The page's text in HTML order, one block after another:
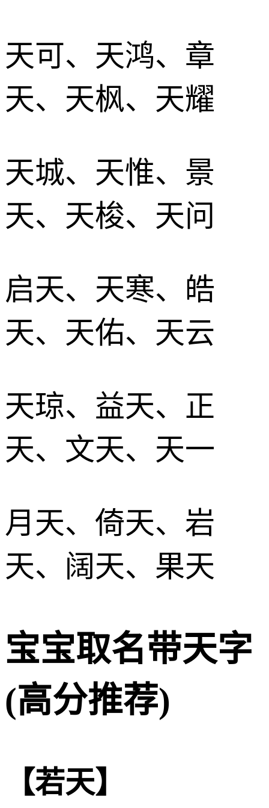
天可、天鸿、章
天、天枫、天耀
天城、天惟、景
天、天梭、天问
启天、天寒、皓
天、天佑、天云
天琼、益天、正
天、文天、天一
月天、倚天、岩
天、阔天、果天
宝宝取名带天字
(高分推荐)
【若天】